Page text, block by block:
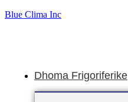
Blue Clima Inc
Dhoma Frigoriferike